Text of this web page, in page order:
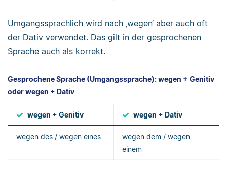
Umgangssprachlich wird nach ‚wegen‘ aber auch oft
der Dativ verwendet. Das gilt in der gesprochenen
Sprache auch als korrekt.
Gesprochene Sprache (Umgangssprache): wegen + Genitiv
oder wegen + Dativ
wegen + Genitiv wegen + Dativ
wegen des / wegen eines
wegen dem / wegen
einem